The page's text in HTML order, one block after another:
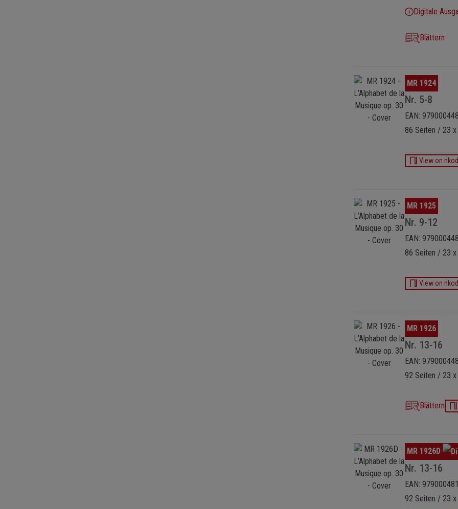
Digitale
Blättern
Bildergalerie überspringen
MR 1924
Nr. 5-8
EAN:
86 Seiten / 23
View on
Bildergalerie überspringen
MR 1925
Nr. 9-12
EAN:
86 Seiten / 23
View on
Bildergalerie überspringen
MR 1926
Nr. 13-16
EAN:
92 Seiten / 23
Blättern
Bildergalerie überspringen
MR 1926D
Nr. 13-16
EAN:
92 Seiten / 23